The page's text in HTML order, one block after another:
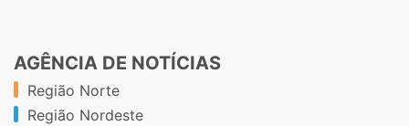
AGÊNCIA DE NOTÍCIAS
Região Norte
Região Nordeste